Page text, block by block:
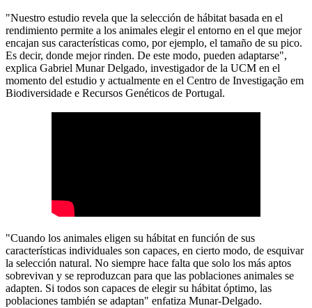
"Nuestro estudio revela que la selección de hábitat basada en el
rendimiento permite a los animales elegir el entorno en el que mejor
encajan sus características como, por ejemplo, el tamaño de su pico.
Es decir, donde mejor rinden. De este modo, pueden adaptarse",
explica Gabriel Munar Delgado, investigador de la UCM en el
momento del estudio y actualmente en el Centro de Investigação em
Biodiversidade e Recursos Genéticos de Portugal.
"Cuando los animales eligen su hábitat en función de sus
características individuales son capaces, en cierto modo, de esquivar
la selección natural. No siempre hace falta que solo los más aptos
sobrevivan y se reproduzcan para que las poblaciones animales se
adapten. Si todos son capaces de elegir su hábitat óptimo, las
poblaciones también se adaptan" enfatiza Munar-Delgado.